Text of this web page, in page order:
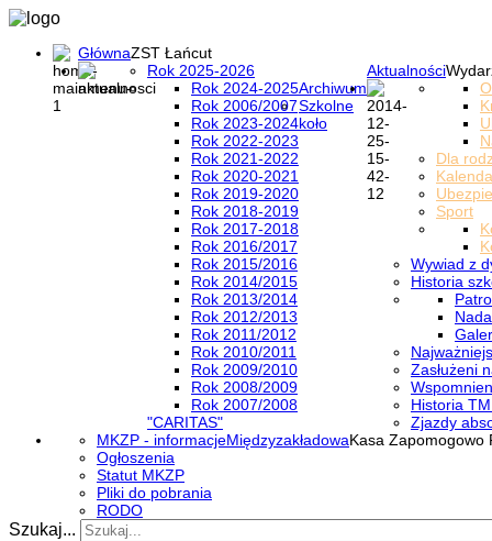
GłównaZST Łańcut
Aktualności
Rok 2025-2026
Archiwum
Rok 2024-2025
Rok 2006/2007
Rok 2023-2024
Rok 2022-2023
Rok 2021-2022
Rok 2020-2021
Rok 2019-2020
Rok 2018-2019
Rok 2017-2018
Rok 2016/2017
Rok 2015/2016
Rok 2014/2015
Rok 2013/2014
Rok 2012/2013
Rok 2011/2012
Rok 2010/2011
Rok 2009/2010
Rok 2008/2009
Rok 2007/2008
Szkolne
koło
"CARITAS"
Dla
Sport
Wywiad z
Historia
Zasłużeni
Historia
Zjazdy
MiędzyzakładowaKasa Zapomogowo
MKZP - informacje
Ogłoszenia
Statut MKZP
Pliki do pobrania
RODO
Szukaj...